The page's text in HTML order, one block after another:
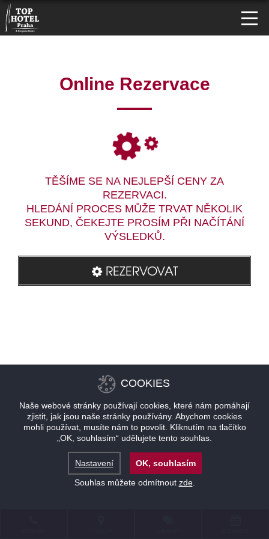
Online Rezervace
TĚŠÍME SE NA NEJLEPŠÍ CENY ZA
REZERVACI.
HLEDÁNÍ PROCES MŮŽE TRVAT NĚKOLIK
SEKUND, ČEKEJTE PROSÍM PŘI NAČÍTÁNÍ
VÝSLEDKŮ.
REZERVOVAT
COOKIES
Naše webové stránky používají cookies, které nám pomáhají
zjistit, jak jsou naše stránky používány. Abychom cookies
mohli používat, musíte nám to povolit. Kliknutím na tlačítko
„OK, souhlasím“ udělujete tento souhlas.
Nastavení
OK, souhlasím
Souhlas můžete odmítnout zde.